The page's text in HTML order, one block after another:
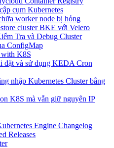
cụm Kubernetes
worker node bị hỏng
cluster BKE với Velero
Tra và Debug Cluster
ConfigMap
K8S
đặt và sử dụng KEDA Cron
nhập Kubernetes Cluster bằng
K8S mà vẫn giữ nguyên IP
Engine Changelog
Releases